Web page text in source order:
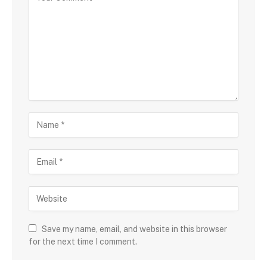
Save my name, email, and website in this browser
for the next time I comment.